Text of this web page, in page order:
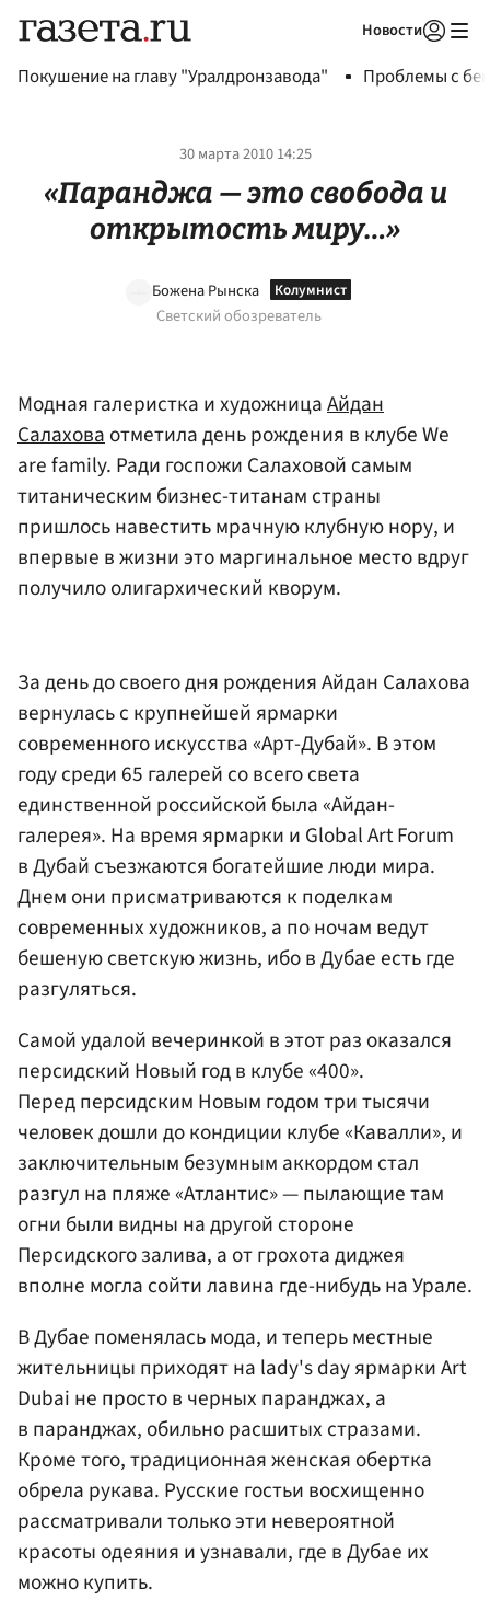
Новости
Покушение на главу "Уралдронзавода" Проблемы с
30 марта 2010 14:25
«Паранджа — это свобода и
открытость миру…»
Божена Рынска
Светский обозреватель
Модная галеристка и художницаАйдан
Салаховаотметила день рождения в клубе We
are family. Ради госпожи Салаховой самым
титаническим бизнес-титанам страны
пришлось навестить мрачную клубную нору, и
впервые в жизни это маргинальное место вдруг
получило олигархический кворум.
За день до своего дня рождения Айдан Салахова
вернулась с крупнейшей ярмарки
современного искусства «Арт-Дубай». В этом
году среди 65 галерей со всего света
единственной российской была «Айдан-
галерея». На время ярмарки и Global Art Forum
в Дубай съезжаются богатейшие люди мира.
Днем они присматриваются к поделкам
современных художников, а по ночам ведут
бешеную светскую жизнь, ибо в Дубае есть где
разгуляться.
Самой удалой вечеринкой в этот раз оказался
персидский Новый год в клубе «400».
Перед персидским Новым годом три тысячи
человек дошли до кондиции клубе «Кавалли», и
заключительным безумным аккордом стал
разгул на пляже «Атлантис» — пылающие там
огни были видны на другой стороне
Персидского залива, а от грохота диджея
вполне могла сойти лавина где-нибудь на Урале.
В Дубае поменялась мода, и теперь местные
жительницы приходят на lady's day ярмарки Art
Dubai не просто в черных паранджах, а
в паранджах, обильно расшитых стразами.
Кроме того, традиционная женская обертка
обрела рукава. Русские гостьи восхищенно
рассматривали только эти невероятной
красоты одеяния и узнавали, где в Дубае их
можно купить.